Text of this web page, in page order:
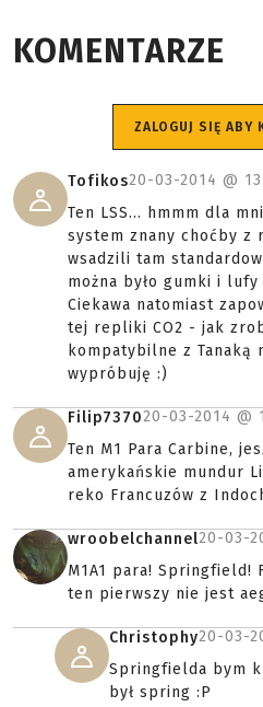
KOMENTARZE
ZALOGUJ SIĘ ABY
Tofikos20-03-2014 @
Ten LSS... hmmm dla
system znany choćby z
wsadzili tam
można było gumki i lufy
Ciekawa natomiast
tej repliki CO2 - jak
kompatybilne z Tanaką
wypróbuję :)
Filip737020-03-2014 @
Ten M1 Para Carbine,
amerykańskie mundur
reko Francuzów z
wroobelchannel20-03-
M1A1 para! Springfield!
ten pierwszy nie jest
Christophy20-03-
Springfielda bym
był spring :P